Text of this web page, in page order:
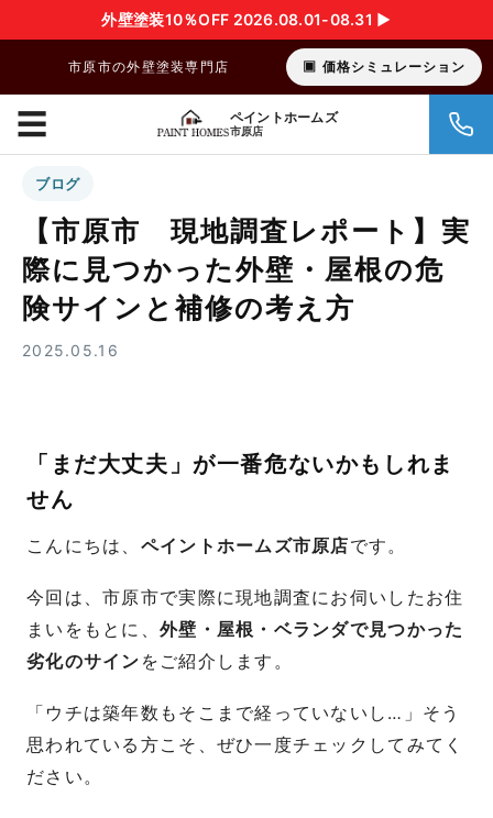
外壁塗装10％OFF 2026.08.01-08.31 ▶︎
市原市の外壁塗装専門店 価格シミュレーション
ペイントホームズ
市原店
☰
ブログ
【市原市 現地調査レポート】実
際に見つかった外壁・屋根の危
険サインと補修の考え方
2025.05.16
「まだ大丈夫」が一番危ないかもしれま
せん
こんにちは、 ペイントホームズ市原店です。
今回は、市原市で実際に現地調査にお伺いしたお住
まいをもとに、 外壁・屋根・ベランダで見つかった
劣化のサイン をご紹介します。
「ウチは築年数もそこまで経っていないし…」そう
思われている方こそ、ぜひ一度チェックしてみてく
ださい。